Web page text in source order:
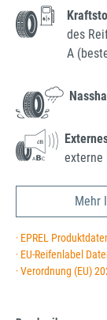
des
A
externe
Mehr
· EPREL
· EU-Reifenlabel
· Verordnung (EU)